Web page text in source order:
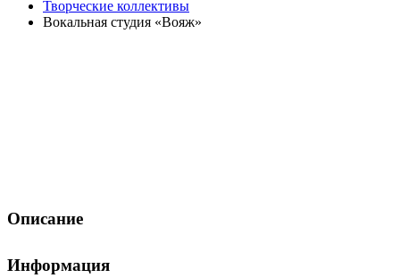
Творческие коллективы
Вокальная студия «Вояж»
Описание
Информация